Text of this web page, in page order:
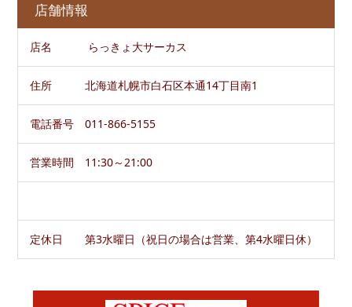
店舗情報
店名 らっきょ大サーカス
住所 北海道札幌市白石区本通14丁目南1
電話番号 011-866-5155
営業時間 11:30～21:00
定休日 第3水曜日（祝日の場合は営業、第4水曜日休）